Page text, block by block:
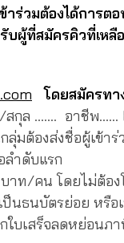
าร่วมต้องได้การ
บผู้ที่สมัครคิวที่เหลือ
โดยสมัครทา
/สกุล ……. อาชีพ……
มต้องส่งชื่อผู้เข้า
ำดับแรก
าท/คน โดยไม่ต้อ
ป็นธนบัตรย่อย หรือ
บเสร็จลดหย่อนภ